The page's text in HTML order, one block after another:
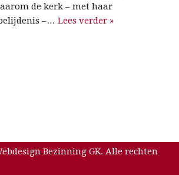
de kerk – met haar
–… Lees verder »
Bezinning GK. Alle rechten